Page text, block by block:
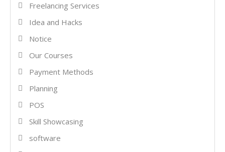
Freelancing Services
Idea and Hacks
Notice
Our Courses
Payment Methods
Planning
POS
Skill Showcasing
software